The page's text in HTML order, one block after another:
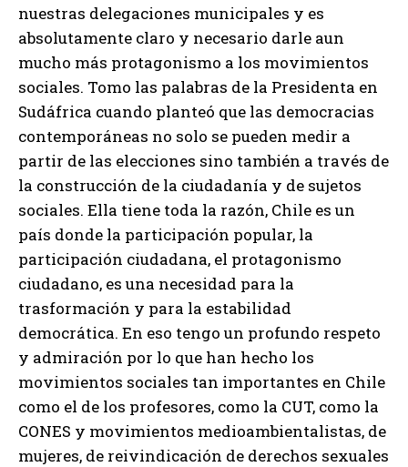
nuestras delegaciones municipales y es
absolutamente claro y necesario darle aun
mucho más protagonismo a los movimientos
sociales. Tomo las palabras de la Presidenta en
Sudáfrica cuando planteó que las democracias
contemporáneas no solo se pueden medir a
partir de las elecciones sino también a través de
la construcción de la ciudadanía y de sujetos
sociales. Ella tiene toda la razón, Chile es un
país donde la participación popular, la
participación ciudadana, el protagonismo
ciudadano, es una necesidad para la
trasformación y para la estabilidad
democrática. En eso tengo un profundo respeto
y admiración por lo que han hecho los
movimientos sociales tan importantes en Chile
como el de los profesores, como la CUT, como la
CONES y movimientos medioambientalistas, de
mujeres, de reivindicación de derechos sexuales